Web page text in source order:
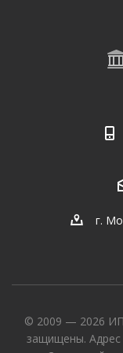
г.
© 2009 — 2026 ИП
защищены. Адрес